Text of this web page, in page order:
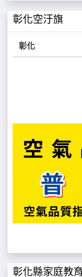
彰化空汙旗
彰化縣家庭教